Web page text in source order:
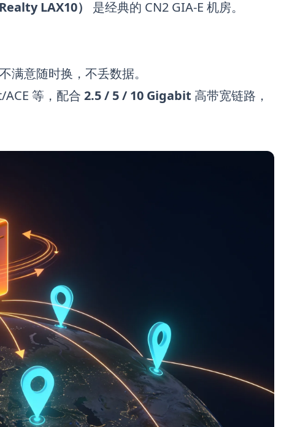
LAX10）
是经典的 CN2 GIA-E 机房。
满意随时换，不丢数据。
等，配合 2.5 / 5 / 10 Gigabit 高带宽链路，